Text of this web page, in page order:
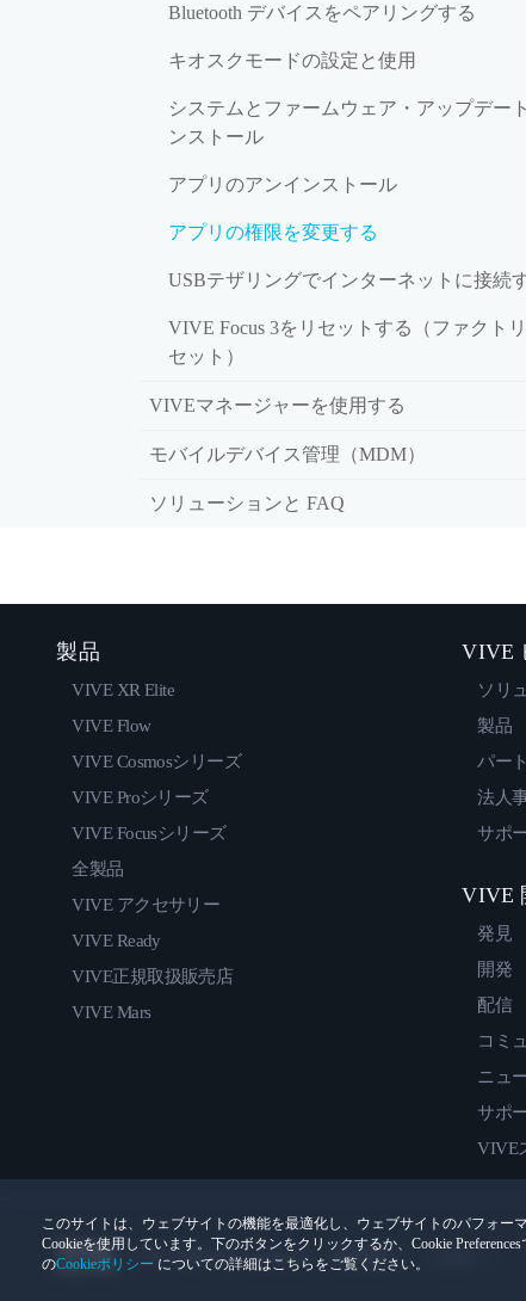
Bluetooth デバイスをペアリングする
キオスクモードの設定と使用
システムとファームウェア・アップデー
ンストール
アプリのアンインストール
アプリの権限を変更する
USBテザリングでインターネットに接続
VIVE Focus 3をリセットする（ファクト
セット）
VIVEマネージャーを使用する
モバイルデバイス管理（MDM）
ソリューションと FAQ
このサイトは、ウェブサイトの機能を最適化し、ウェブサイトのパフォ
Cookieを使用しています。下のボタンをクリックするか、Cookie
のCookieポリシー についての詳細はこちらをご覧ください。
製品
VIVE XR Elite
VIVE Flow
VIVE Cosmosシリーズ
VIVE Proシリーズ
VIVE Focusシリーズ
全製品
VIVE アクセサリー
VIVE Ready
VIVE正規取扱販売店
VIVE Mars
VIVE
ソリ
製品
パー
法人
サポ
VIVE
発見
開発
配信
コミ
ニュ
サポ
VIVE
© 2011-2026 HTC Corporation 法的情報